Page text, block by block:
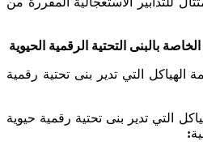
بالبنى التحتية الرقمية الحيوية
الهياكل التي تدير بنى تحتية رقمية
التي تدير بنى تحتية رقمية حيوية
: